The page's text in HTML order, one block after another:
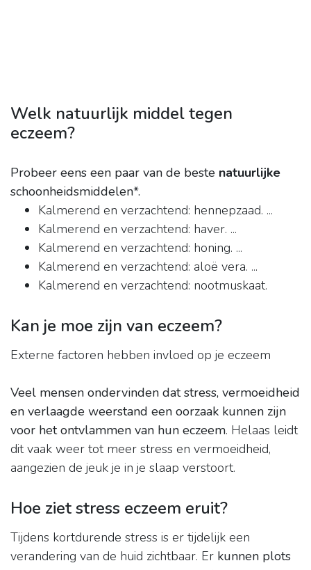
Welk natuurlijk middel tegen
eczeem?
Probeer eens een paar van de beste natuurlijke
schoonheidsmiddelen*.
Kalmerend en verzachtend: hennepzaad. ...
Kalmerend en verzachtend: haver. ...
Kalmerend en verzachtend: honing. ...
Kalmerend en verzachtend: aloë vera. ...
Kalmerend en verzachtend: nootmuskaat.
Kan je moe zijn van eczeem?
Externe factoren hebben invloed op je eczeem
Veel mensen ondervinden dat stress, vermoeidheid
en verlaagde weerstand een oorzaak kunnen zijn
voor het ontvlammen van hun eczeem. Helaas leidt
dit vaak weer tot meer stress en vermoeidheid,
aangezien de jeuk je in je slaap verstoort.
Hoe ziet stress eczeem eruit?
Tijdens kortdurende stress is er tijdelijk een
verandering van de huid zichtbaar. Er kunnen plots